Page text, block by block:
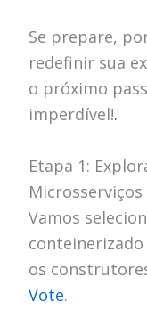
Se prepare,
redefinir sua
o próximo
imperdível!.
Etapa 1:
Vamos
os
Vote.